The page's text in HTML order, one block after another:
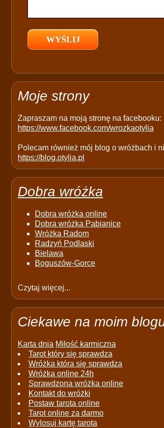
e
e
p
y
Moje strony
Zapraszam na moją stronę na facebooku:
https://www.facebook.com/wrozkaotylia
Polecam również mój blog o wróżbach i
https://blog.otylia.pl
Dobra wróżka
Dobra wróżka online
Dobra wróżka Pabianice
Wróżka Radom
Radzyń Podlaski
Bielawa
Boguszów-Gorce
Czytaj więcej...
Ciekawe na moim
Karta dnia Miłość karmiczna
Tarot który się sprawdza
Wróżka która się sprawdza
Wróżka online 24h
Sprawdzona wróżka online
Kontakt do wróżki
Postaw tarota online
Tarot online za darmo
Wylosuj kartę tarota